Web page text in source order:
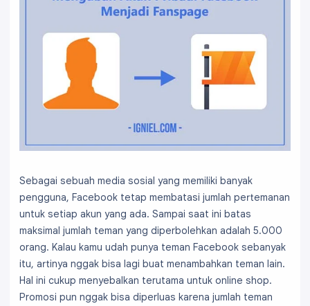
Sebagai sebuah media sosial yang memiliki banyak
pengguna, Facebook tetap membatasi jumlah pertemanan
untuk setiap akun yang ada. Sampai saat ini batas
maksimal jumlah teman yang diperbolehkan adalah 5.000
orang. Kalau kamu udah punya teman Facebook sebanyak
itu, artinya nggak bisa lagi buat menambahkan teman lain.
Hal ini cukup menyebalkan terutama untuk online shop.
Promosi pun nggak bisa diperluas karena jumlah teman